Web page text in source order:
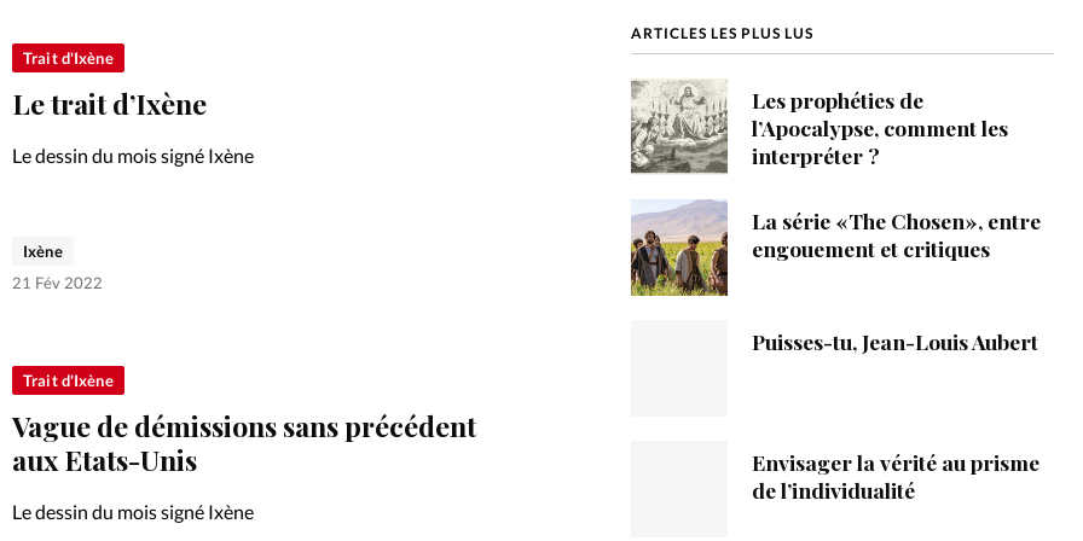
Opinions
Changemement d'adresse
Trait d'Ixène
Le trait d’Ixène
Le dessin du mois signé Ixène
Ixène
21 Fév 2022
Trait d'Ixène
Vague de démissions sans précédent
aux Etats-Unis
Le dessin du mois signé Ixène
ARTICLES LES PLUS LUS
Les prophéties de
l’Apocalypse, comment les
interpréter ?
La série «The Chosen», entre
engouement et critiques
Puisses-tu, Jean-Louis Aubert
Envisager la vérité au prisme
de l’individualité